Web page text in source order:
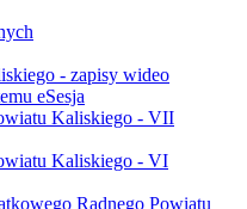
- zapisy wideo
eSesja
Kaliskiego - VII
Kaliskiego - VI
Radnego Powiatu